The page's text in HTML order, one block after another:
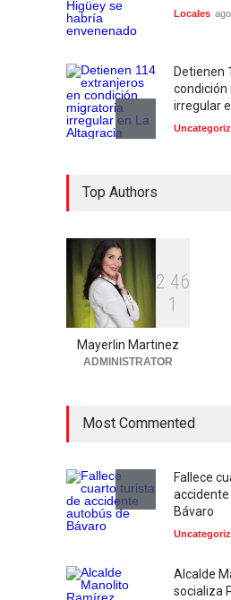
Locales
Detienen
irregular
Locales
Top Authors
2 46
1
Mayerlin Martinez
ADMINISTRATOR
Most Commented
Fallece
Bávaro
Alcalde
socializa